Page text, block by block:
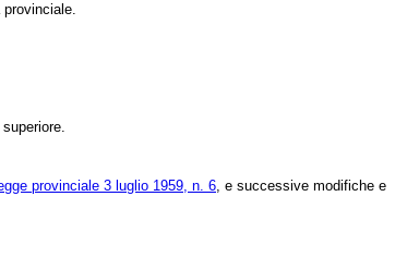
provinciale 3 luglio 1959, n. 6, e successive modifiche e